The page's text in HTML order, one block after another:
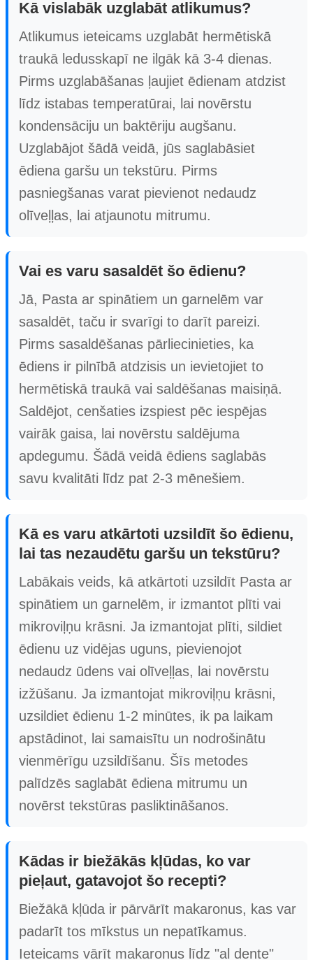
Kā vislabāk uzglabāt atlikumus?
Atlikumus ieteicams uzglabāt hermētiskā
traukā ledusskapī ne ilgāk kā 3-4 dienas.
Pirms uzglabāšanas ļaujiet ēdienam atdzist
līdz istabas temperatūrai, lai novērstu
kondensāciju un baktēriju augšanu.
Uzglabājot šādā veidā, jūs saglabāsiet
ēdiena garšu un tekstūru. Pirms
pasniegšanas varat pievienot nedaudz
olīveļļas, lai atjaunotu mitrumu.
Vai es varu sasaldēt šo ēdienu?
Jā, Pasta ar spinātiem un garnelēm var
sasaldēt, taču ir svarīgi to darīt pareizi.
Pirms sasaldēšanas pārliecinieties, ka
ēdiens ir pilnībā atdzisis un ievietojiet to
hermētiskā traukā vai saldēšanas maisiņā.
Saldējot, cenšaties izspiest pēc iespējas
vairāk gaisa, lai novērstu saldējuma
apdegumu. Šādā veidā ēdiens saglabās
savu kvalitāti līdz pat 2-3 mēnešiem.
Kā es varu atkārtoti uzsildīt šo ēdienu,
lai tas nezaudētu garšu un tekstūru?
Labākais veids, kā atkārtoti uzsildīt Pasta ar
spinātiem un garnelēm, ir izmantot plīti vai
mikroviļņu krāsni. Ja izmantojat plīti, sildiet
ēdienu uz vidējas uguns, pievienojot
nedaudz ūdens vai olīveļļas, lai novērstu
izžūšanu. Ja izmantojat mikroviļņu krāsni,
uzsildiet ēdienu 1-2 minūtes, ik pa laikam
apstādinot, lai samaisītu un nodrošinātu
vienmērīgu uzsildīšanu. Šīs metodes
palīdzēs saglabāt ēdiena mitrumu un
novērst tekstūras pasliktināšanos.
Kādas ir biežākās kļūdas, ko var
pieļaut, gatavojot šo recepti?
Biežākā kļūda ir pārvārīt makaronus, kas var
padarīt tos mīkstus un nepatīkamus.
Ieteicams vārīt makaronus līdz "al dente"